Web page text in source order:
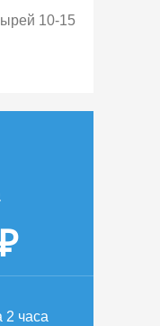
10-15
часа